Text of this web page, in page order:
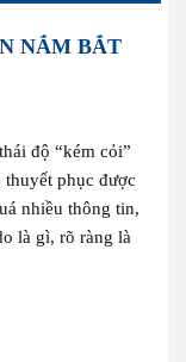
NẮM BẮT
độ “kém cỏi”
phục được
nhiều thông tin,
là gì, rõ ràng là